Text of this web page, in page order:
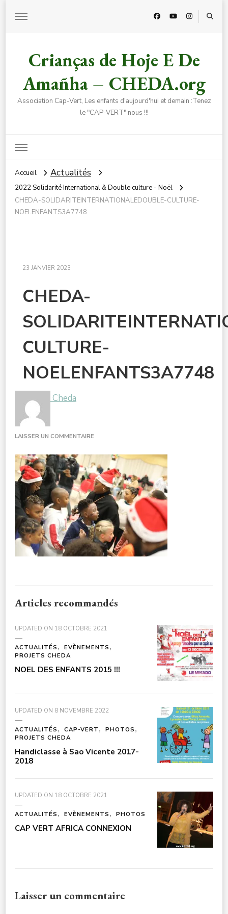
Crianças de Hoje E De
Amañha – CHEDA.org
Association Cap-Vert, Les enfants d'aujourd'hui et demain :Tenez
le "CAP-VERT" nous !!!
Accueil Actualités
2022 Solidarité International & Double culture - Noël
CHEDA-SOLIDARITEINTERNATIONALEDOUBLE-CULTURE-
NOELENFANTS3A7748
23 JANVIER 2023
CHEDA-
CULTURE-
NOELENFANTS3A7748
Cheda
LAISSER UN COMMENTAIRE
SOLIDARITEINTERNATIONALEDOUBLE-
CULTURE-
NOELENFANTS3A7748
Articles recommandés
UPDATED ON 18 OCTOBRE 2021
ACTUALITÉS
EVÈNEMENTS
PROJETS CHEDA
NOEL DES ENFANTS 2015 !!!
UPDATED ON 8 NOVEMBRE 2022
ACTUALITÉS CAP-VERT
PHOTOS
PROJETS CHEDA
Handiclasse à Sao Vicente 2017-
2018
UPDATED ON 18 OCTOBRE 2021
ACTUALITÉS EVÈNEMENTS PHOTOS
CAP VERT AFRICA CONNEXION
Laisser un commentaire